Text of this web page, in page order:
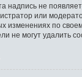
надпись не
или
изменениях по
не могут удалить